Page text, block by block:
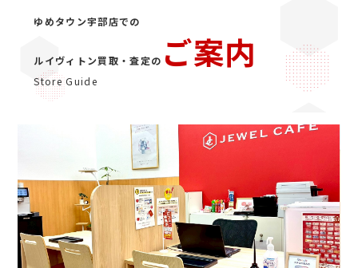
ゆめタウン宇部店での
ルイヴィトン買取・査定の ご案内
Store Guide